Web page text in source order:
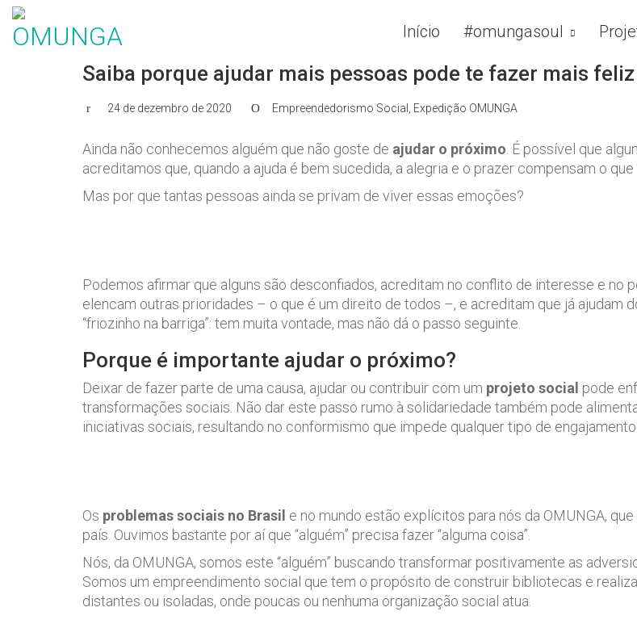
Início #omungasoul
Saiba porque ajudar mais pessoas pode te fazer mais feliz
24 de dezembro de 2020 Empreendedorismo Social Expedição OMUNGA
Ainda não conhecemos alguém que não goste de ajudar o próximo . É possível que
acreditamos que, quando a ajuda é bem sucedida, a alegria e o prazer compensam o que
Mas por que tantas pessoas ainda se privam de viver essas emoções?
Podemos afirmar que alguns são desconfiados, acreditam no conflito de interesse e no
elencam outras prioridades – o que é um direito de todos –, e acreditam que já ajudam
“friozinho na barriga”: tem muita vontade, mas não dá o passo seguinte.
Porque é importante ajudar o próximo?
Deixar de fazer parte de uma causa, ajudar ou contribuir com um projeto social pode
transformações sociais. Não dar este passo rumo à solidariedade também pode
iniciativas sociais, resultando no conformismo que impede qualquer tipo de engajamento
Os problemas sociais no Brasil e no mundo estão explícitos para nós da OMUNGA,
país. Ouvimos bastante por aí que “alguém” precisa fazer “alguma coisa”.
Nós, da OMUNGA, somos este “alguém” buscando transformar positivamente as
Somos um empreendimento social que tem o propósito de construir bibliotecas e
distantes ou isoladas, onde poucas ou nenhuma organização social atua.